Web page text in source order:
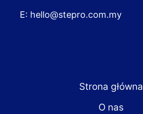
E: hello@stepro.com.my
Strona główna
O nas